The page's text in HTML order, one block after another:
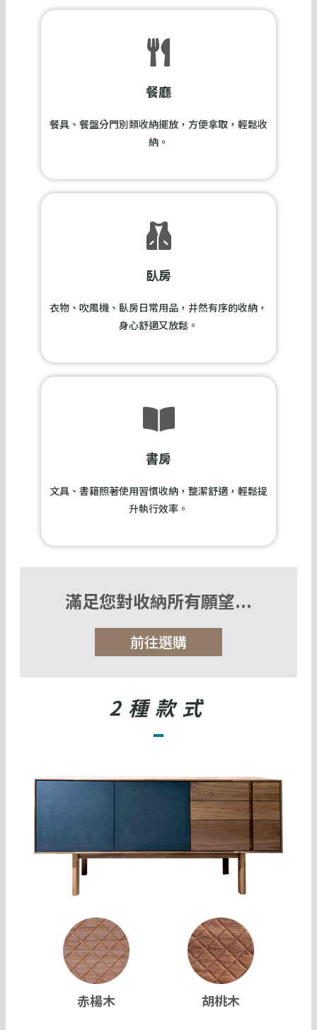
餐廳
餐具、餐盤分門別類收納擺放，方便拿取，輕鬆收
納。
臥房
衣物、吹風機、臥房日常用品，井然有序的收納，
身心舒適又放鬆。
書房
文具、書籍照著使用習慣收納，整潔舒適，輕鬆提
升執行效率。
滿足您對收納所有願望...
前往選購
2種款式
赤楊木 胡桃木